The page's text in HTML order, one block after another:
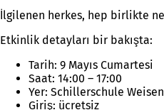
İlgilenen herkes, hep birlikte
Etkinlik detayları bir bakışta:
Tarih: 9 Mayıs Cumartesi
Saat: 14:00 – 17:00
Yer: Schillerschule
Giriş: ücretsiz